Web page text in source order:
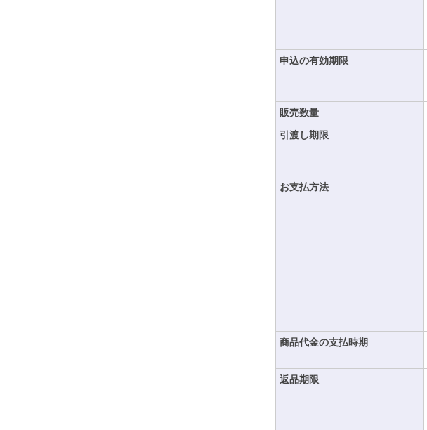
申込の有効期限
販売数量
引渡し期限
お支払方法
商品代金の支払時期
返品期限